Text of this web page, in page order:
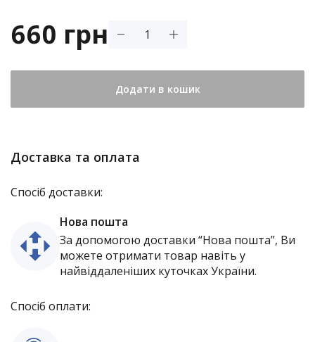
660 грн
Додати в кошик
Доставка та оплата
Спосіб доставки:
Нова пошта
За допомогою доставки “Нова пошта”, Ви
можете отримати товар навіть у
найвіддаленіших куточках України.
Спосіб оплати: